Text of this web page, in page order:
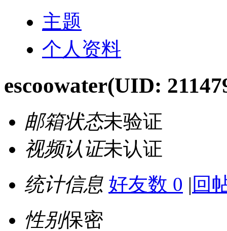
主题
个人资料
escoowater(UID:
邮箱状态未验证
视频认证未认证
统计信息 好友数 0 | 回
性别保密